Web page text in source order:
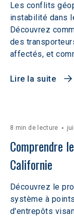
Les conflits
instabilité dans
Découvrez
des
affectés, et
Lire la suite
8 min de lecture
Comprendre
Californie
Découvrez le
système à
d'entrepôts